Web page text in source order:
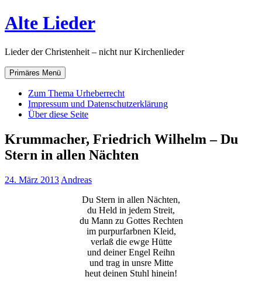
Zum
Inhalt
Alte Lieder
Lieder der Christenheit – nicht nur Kirchenlieder
Primäres Menü
Zum Thema Urheberrecht
Impressum und Datenschutzerklärung
Über diese Seite
Krummacher, Friedrich Wilhelm – Du
Stern in allen Nächten
24. März 2013 Andreas
Du Stern in allen Nächten,
du Held in jedem Streit,
du Mann zu Gottes Rechten
im purpurfarbnen Kleid,
verlaß die ewge Hütte
und deiner Engel Reihn
und trag in unsre Mitte
heut deinen Stuhl hinein!